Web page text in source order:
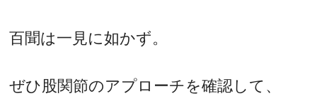
百聞は一見に如かず。
ぜひ股関節のアプローチを確認して、